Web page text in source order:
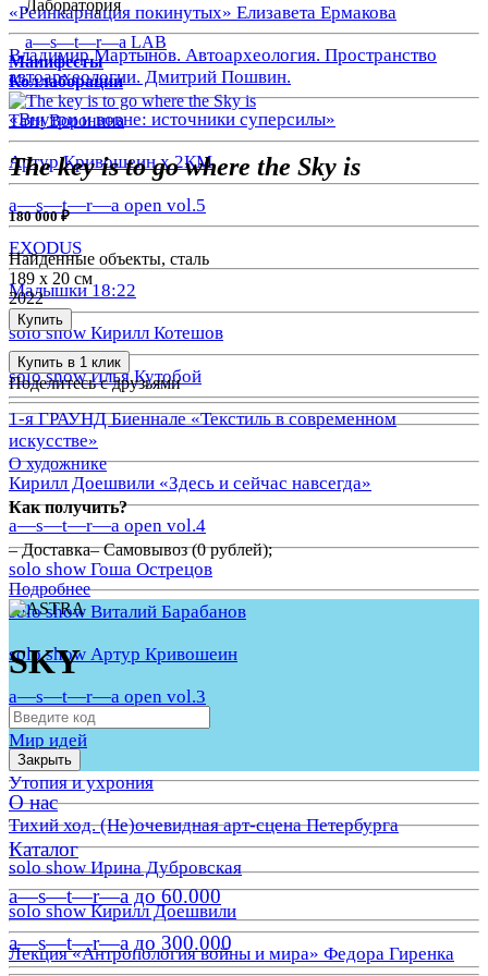
«Реинкарнация покинутых» Елизавета Ермакова
Владимир Мартынов. Автоархеология. Пространство
автоархеологии. Дмитрий Пошвин.
«Внутри и вовне: источники суперсилы»
Артур Кривошеин х 2КМ
a—s—t—r—a open vol.5
EXODUS
Малышки 18:22
solo show Кирилл Котешов
solo show Илья Кутобой
1-я ГРАУНД Биеннале «Текстиль в современном
искусстве»
Кирилл Доешвили «Здесь и сейчас навсегда»
a—s—t—r—a open vol.4
solo show Гоша Острецов
solo show Виталий Барабанов
solo show Артур Кривошеин
a—s—t—r—a open vol.3
Мир идей
Утопия и ухрония
Тихий ход. (Не)очевидная арт-сцена Петербурга
solo show Ирина Дубровская
solo show Кирилл Доешвили
Лекция «Антропология войны и мира» Федора Гиренка
Лаборатория
a—s—t—r—a LAB
Манифесты
Коллаборации
Тати Воронина
The key is to go where the Sky is
180 000 ₽
Найденные объекты, сталь
189 х 20 см
2022
Купить
Купить в 1 клик
Поделитесь с друзьями
О художнике
Как получить?
– Доставка– Самовывоз (0 рублей);
Подробнее
SKY
Закрыть
О нас
Каталог
a—s—t—r—a до 60.000
a—s—t—r—a до 300.000